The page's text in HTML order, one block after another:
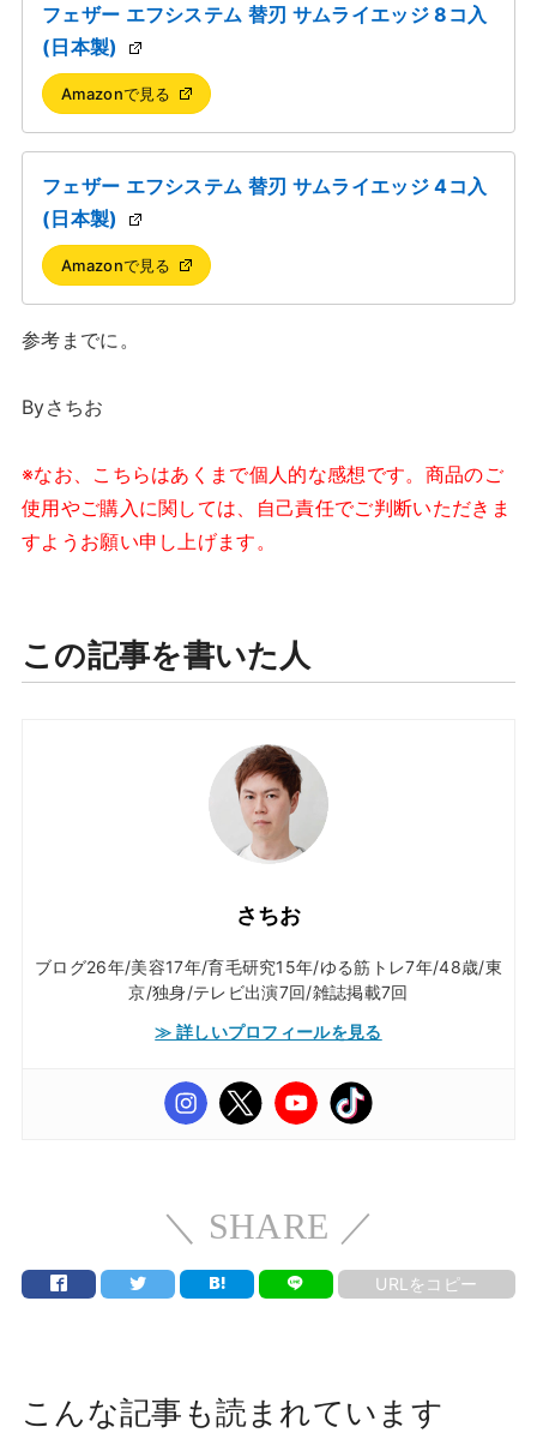
フェザー エフシステム 替刃 サムライエッジ 8コ入
(日本製)
Amazonで見る
フェザー エフシステム 替刃 サムライエッジ 4コ入
(日本製)
Amazonで見る
参考までに。
Byさちお
※なお、こちらはあくまで個人的な感想です。商品のご
使用やご購入に関しては、自己責任でご判断いただきま
すようお願い申し上げます。
この記事を書いた人
さちお
ブログ26年/美容17年/育毛研究15年/ゆる筋トレ7年/48歳/東
京/独身/テレビ出演7回/雑誌掲載7回
≫ 詳しいプロフィールを見る
＼ SHARE ／
URLをコピー
こんな記事も読まれています